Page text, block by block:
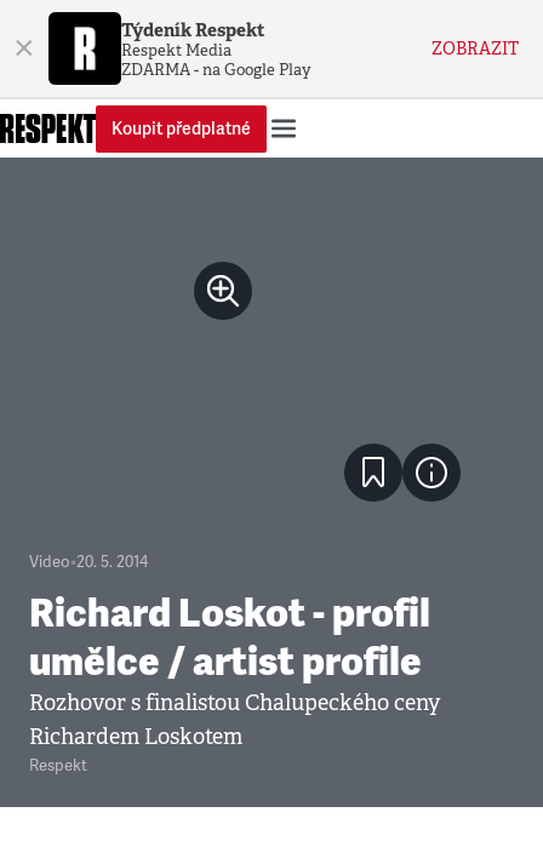
× Týdeník Respekt
Respekt Media
ZDARMA - na Google Play
ZOBRAZIT
Koupit předplatné
Video•20. 5. 2014
Richard Loskot - profil
umělce / artist profile
Rozhovor s finalistou Chalupeckého ceny
Richardem Loskotem
Respekt